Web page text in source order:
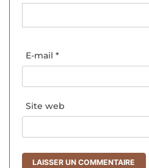
E-mail *
Site web